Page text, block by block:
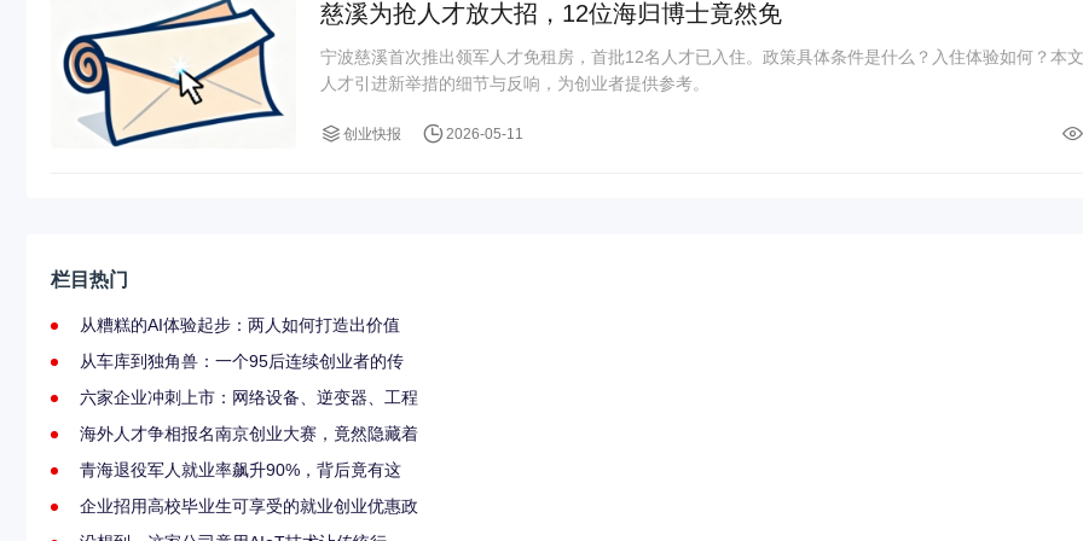
慈溪为抢人才放大招，12位海归博士竟然免
宁波慈溪首次推出领军人才免租房，首批12名人才已入住。政策具体条件是什么？入住体验如何？本
人才引进新举措的细节与反响，为创业者提供参考。
创业快报 2026-05-11
栏目热门
从糟糕的AI体验起步：两人如何打造出价值
从车库到独角兽：一个95后连续创业者的传
六家企业冲刺上市：网络设备、逆变器、工程
海外人才争相报名南京创业大赛，竟然隐藏着
青海退役军人就业率飙升90%，背后竟有这
企业招用高校毕业生可享受的就业创业优惠政